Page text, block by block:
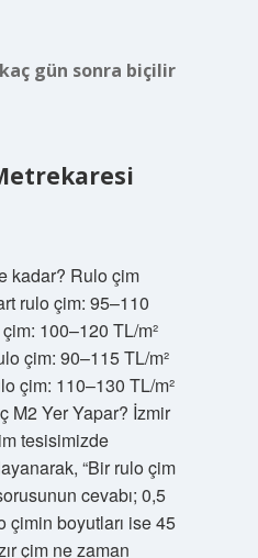
gün sonra biçilir
kadar? Rulo çim
rulo çim: 95–110
100–120 TL/m²
çim: 90–115 TL/m²
çim: 110–130 TL/m²
M2 Yer Yapar? İzmir
tesisimizde
“Bir rulo çim
cevabı; 0,5
çimin boyutları ise 45
çim ne zaman